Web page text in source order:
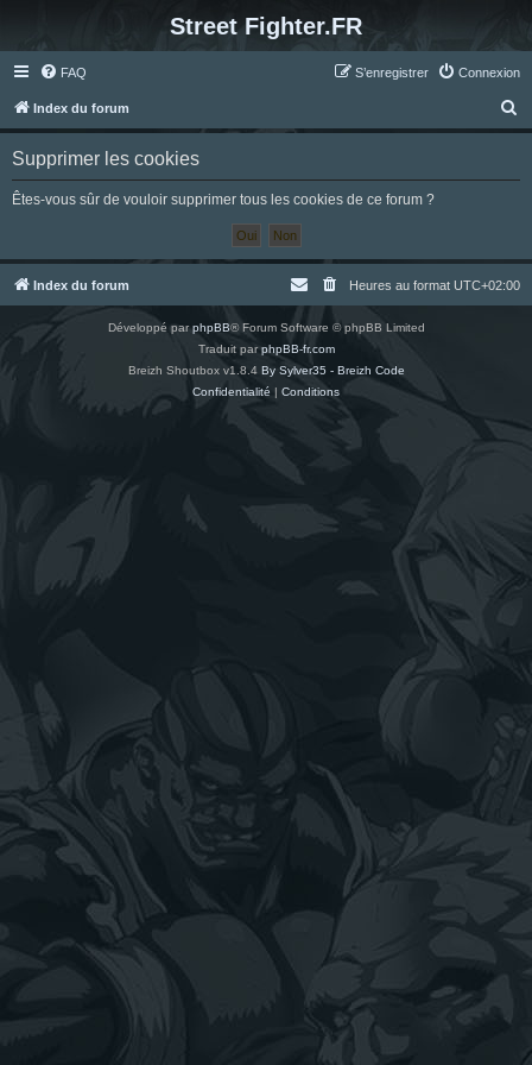
Street Fighter.FR
FAQ Connexion
S’enregistrer
Index du forum
e
h
Supprimer les cookies
Êtes-vous sûr de vouloir supprimer tous les cookies de ce forum ?
Index du forum Heures au format UTC+02:00
Développé parphpBB® Forum Software © phpBB Limited
Traduit parphpBB-fr.com
Breizh Shoutbox v1.8.4 By Sylver35 - Breizh Code
Confidentialité | Conditions